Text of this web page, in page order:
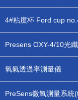
4#粘度杯 Ford cup
Presens OXY-4/10光
氧氣透過率測量儀
PreSens微氧測量系統